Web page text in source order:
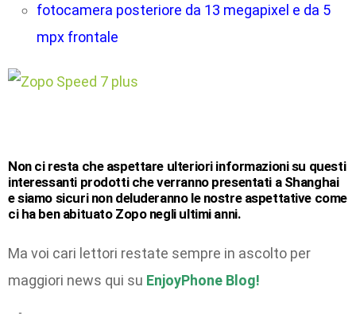
fotocamera posteriore da 13 megapixel e da 5
mpx frontale
Non ci resta che aspettare ulteriori informazioni su questi
interessanti prodotti che verranno presentati a Shanghai
e siamo sicuri non deluderanno le nostre aspettative come
ci ha ben abituato Zopo negli ultimi anni.
Ma voi cari lettori restate sempre in ascolto per
maggiori news qui su EnjoyPhone Blog!